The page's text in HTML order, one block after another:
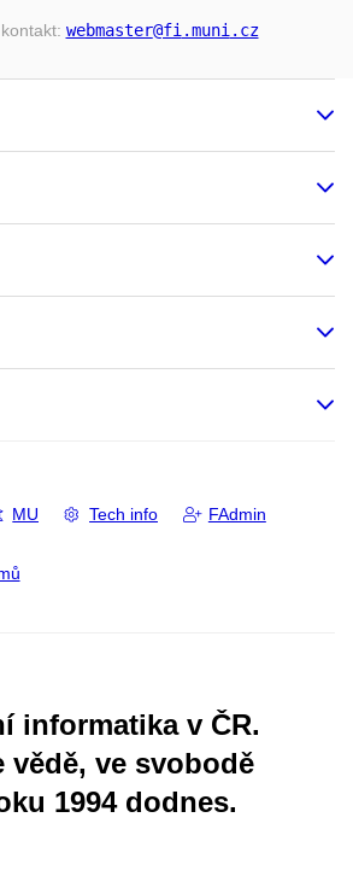
webmaster@fi.muni.cz
MU Tech info FAdmin
informatika v ČR.
vědě, ve svobodě
1994 dodnes.